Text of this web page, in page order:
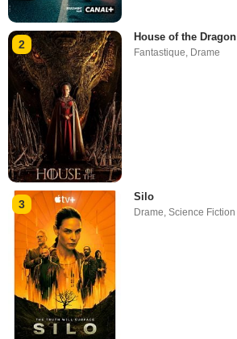
2
House of the Dragon
Fantastique, Drame
3
Silo
Drame,Science Fiction